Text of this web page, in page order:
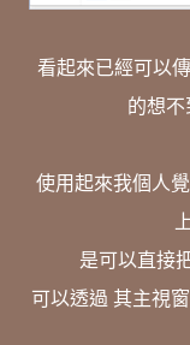
看起來已經可以
的想
使用起來我個人
是可以直接
可以透過 其主視